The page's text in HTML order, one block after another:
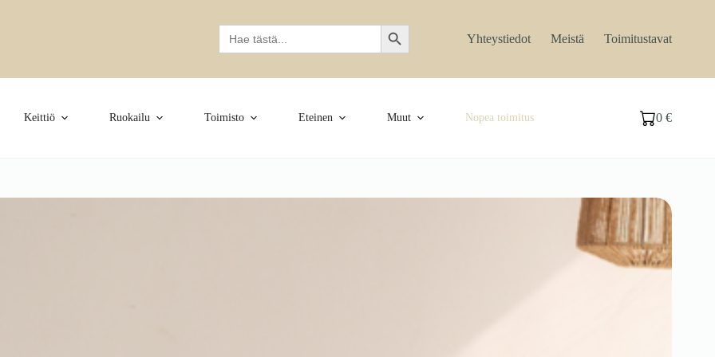
Search
for:
Search Button Yhteystiedot Meistä Toimitustavat
Keittiö Ruokailu Toimisto Eteinen Muut Nopea toimitus Ostoskori
0€